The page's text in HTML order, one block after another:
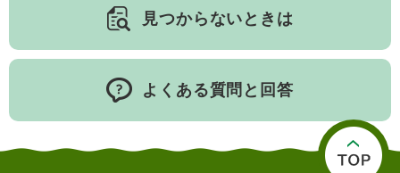
見つからないときは
よくある質問と回答